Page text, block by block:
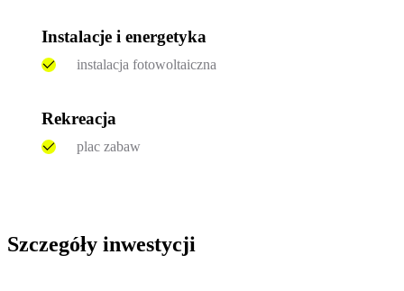
Instalacje i energetyka
instalacja fotowoltaiczna
Rekreacja
plac zabaw
Szczegóły inwestycji